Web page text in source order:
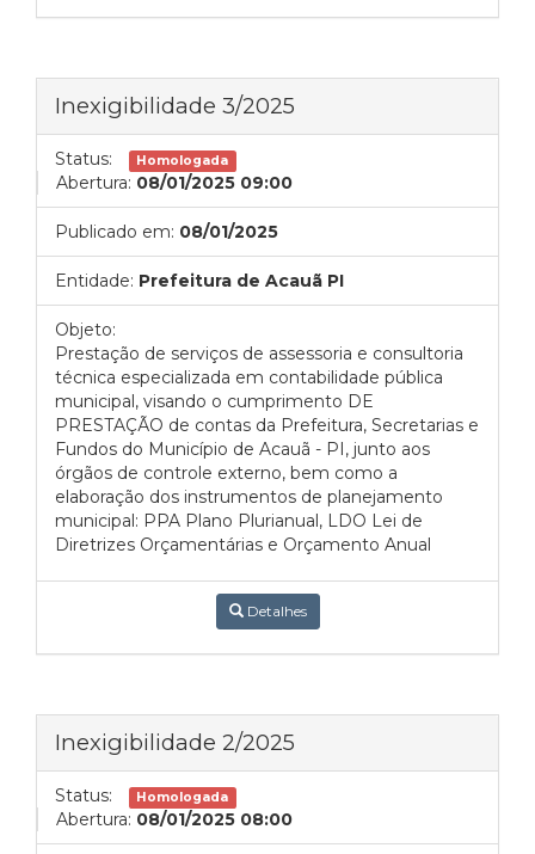
Inexigibilidade 3/2025
Status: Homologada
Abertura: 08/01/2025 09:00
Publicado em: 08/01/2025
Entidade: Prefeitura de Acauã PI
Objeto:
Prestação de serviços de assessoria e consultoria
técnica especializada em contabilidade pública
municipal, visando o cumprimento DE
PRESTAÇÃO de contas da Prefeitura, Secretarias e
Fundos do Município de Acauã - PI, junto aos
órgãos de controle externo, bem como a
elaboração dos instrumentos de planejamento
municipal: PPA Plano Plurianual, LDO Lei de
Diretrizes Orçamentárias e Orçamento Anual
Detalhes
Inexigibilidade 2/2025
Status: Homologada
Abertura: 08/01/2025 08:00